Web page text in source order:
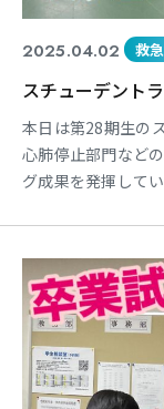
2025.04.02 救
スチューデント
本日は第28期生の
心肺停止部門など
グ成果を発揮して
と思われます。 学